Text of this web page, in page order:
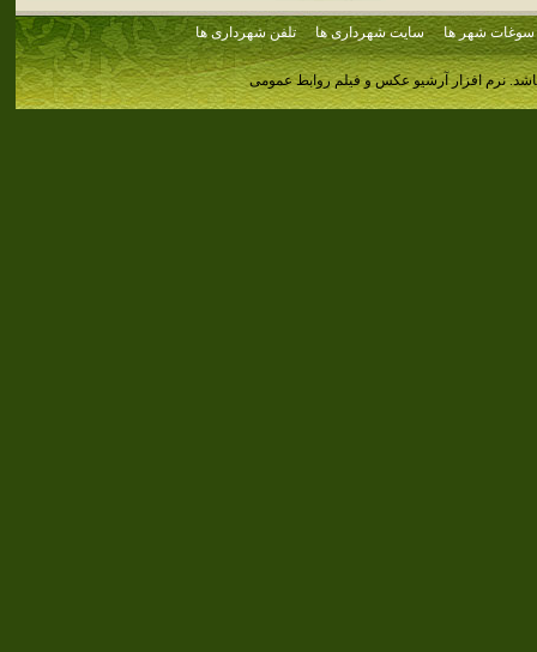
سوغات شهر ها سایت شهرداری ها تلفن شهرداری ها
نرم افزار آرشیو عکس و فیلم روابط عمومی